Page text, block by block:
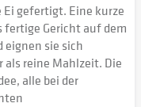
gefertigt. Eine kurze
fertige Gericht auf dem
sie sich
als reine Mahlzeit. Die
alle bei der